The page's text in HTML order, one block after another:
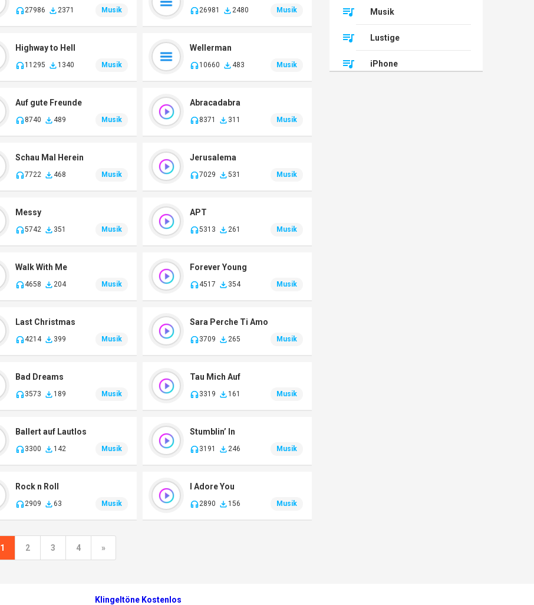
27986 2371 Musik 26981 2480 Musik
Highway to Hell
11295 1340 Musik
Wellerman
10660 483 Musik
Auf gute Freunde
8740 489 Musik
Abracadabra
8371 311 Musik
Schau Mal Herein
7722 468 Musik
Jerusalema
7029 531 Musik
Messy
5742 351 Musik
APT
5313 261 Musik
Walk With Me
4658 204 Musik
Forever Young
4517 354 Musik
Last Christmas
4214 399 Musik
Sara Perche Ti Amo
3709 265 Musik
Bad Dreams
3573 189 Musik
Tau Mich Auf
3319 161 Musik
Ballert auf Lautlos
3300 142 Musik
Stumblin’ In
3191 246 Musik
Rock n Roll
2909 63 Musik
I Adore You
2890 156 Musik
1 2 3 4 »
Musik
Lustige
iPhone
Klingeltöne Kostenlos